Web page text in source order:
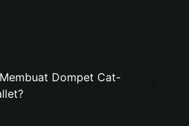
Dompet Cat-